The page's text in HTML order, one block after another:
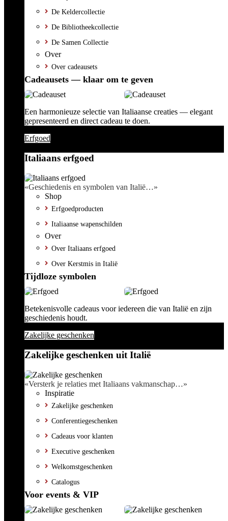
De Keldercollectie
De Bibliotheekcollectie
De Samen Collectie
Over
Over cadeausets
Cadeausets — klaar om te geven
Een harmonieuze selectie van Italiaanse creaties — elegant
gepresenteerd en direct cadeau te doen.
Erfgoed
Italiaans erfgoed
«Geschiedenis en symbolen van Italië…»
Shop
Erfgoedproducten
Italiaanse wapenschilden
Over
Over Italiaans erfgoed
Over Kerstmis in Italië
Tijdloze symbolen
Betekenisvolle cadeaus voor iedereen die van Italië en zijn
geschiedenis houdt.
Zakelijke geschenken
Zakelijke geschenken uit Italië
«Versterk je relaties met Italiaans vakmanschap…»
Inspiratie
Zakelijke geschenken
Conferentiegeschenken
Cadeaus voor klanten
Executive geschenken
Welkomstgeschenken
Catalogus
Voor events & VIP